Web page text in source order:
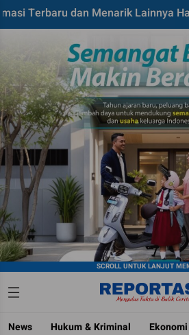
dan Menarik Lainnya Hanya di
Reportase
Mengulas Fakta Di
News Hukum & Kriminal Ekonomi